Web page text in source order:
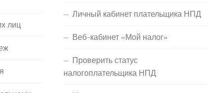
лиц
Личный кабинет плательщика НПД
Веб-кабинет «Мой налог»
Проверить статус
налогоплательщика НПД